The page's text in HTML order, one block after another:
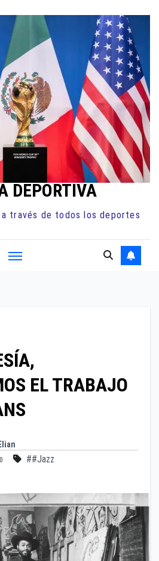
DEPORTIVA
través de todos los deportes
EL TRABAJO
##Jazz